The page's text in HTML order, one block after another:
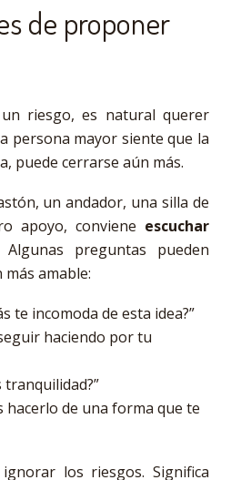
de proponer
riesgo, es natural querer
persona mayor siente que la
puede cerrarse aún más.
un andador, una silla de
apoyo, conviene escuchar
Algunas preguntas pueden
amable:
te incomoda de esta idea?”
haciendo por tu
tranquilidad?”
hacerlo de una forma que te
los riesgos. Significa